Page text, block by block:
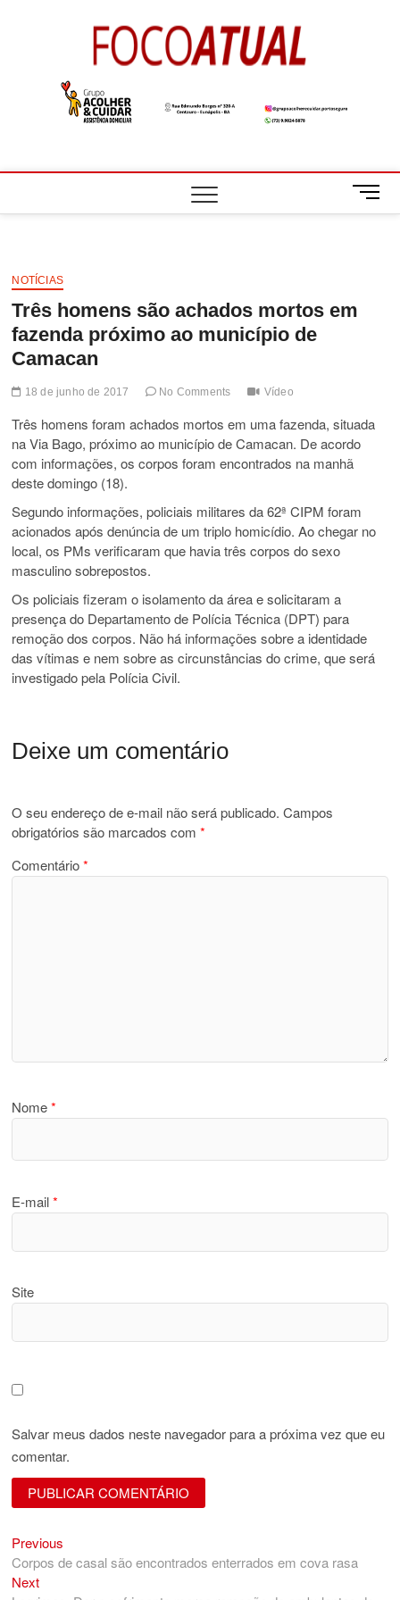
M
e
NOTÍCIAS
Três homens são achados mortos em
fazenda próximo ao município de
Camacan
18 de junho de 2017 No Comments Vídeo
Três homens foram achados mortos em uma fazenda, situada
na Via Bago, próximo ao município de Camacan. De acordo
com informações, os corpos foram encontrados na manhã
deste domingo (18).
Segundo informações, policiais militares da 62ª CIPM foram
acionados após denúncia de um triplo homicídio. Ao chegar no
local, os PMs verificaram que havia três corpos do sexo
masculino sobrepostos.
Os policiais fizeram o isolamento da área e solicitaram a
presença do Departamento de Polícia Técnica (DPT) para
remoção dos corpos. Não há informações sobre a identidade
das vítimas e nem sobre as circunstâncias do crime, que será
investigado pela Polícia Civil.
Deixe um comentário
O seu endereço de e-mail não será publicado. Campos
obrigatórios são marcados com*
Comentário*
Nome*
E-mail*
Site
Salvar meus dados neste navegador para a próxima vez que eu
comentar.
Navegação
de
Previous
post:
Corpos de casal são encontrados enterrados em cova rasa
NextNext